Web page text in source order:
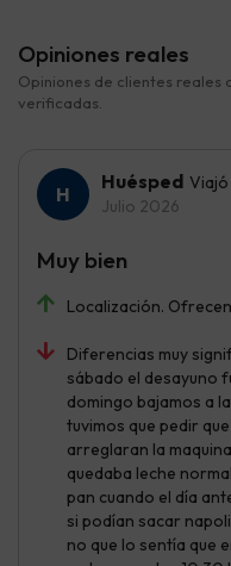
Opiniones reales
Opiniones de clientes reales
verificadas.
Huésped
Julio 2026
Localización.
Diferencias muy
sábado el desayuno
domingo bajamos a
tuvimos que pedir
arreglaran la
quedaba leche
pan cuando el día
si podían sacar
no que lo sentía que
Muy bien